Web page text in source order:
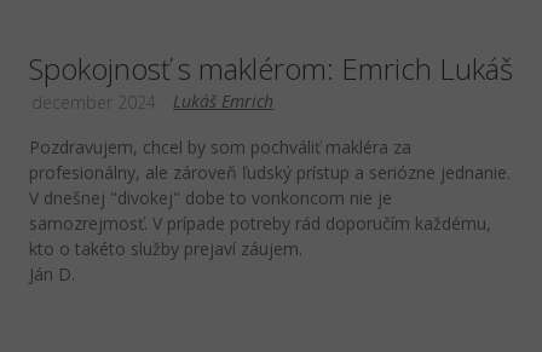
Spokojnosť s maklérom: Emrich Lukáš
Lukáš Emrich
december 2024
Pozdravujem, chcel by som pochváliť makléra za
profesionálny, ale zároveň ľudský prístup a seriózne jednanie.
V dnešnej "divokej" dobe to vonkoncom nie je
samozrejmosť. V prípade potreby rád doporučím každému,
kto o takéto služby prejaví záujem.
Ján D.